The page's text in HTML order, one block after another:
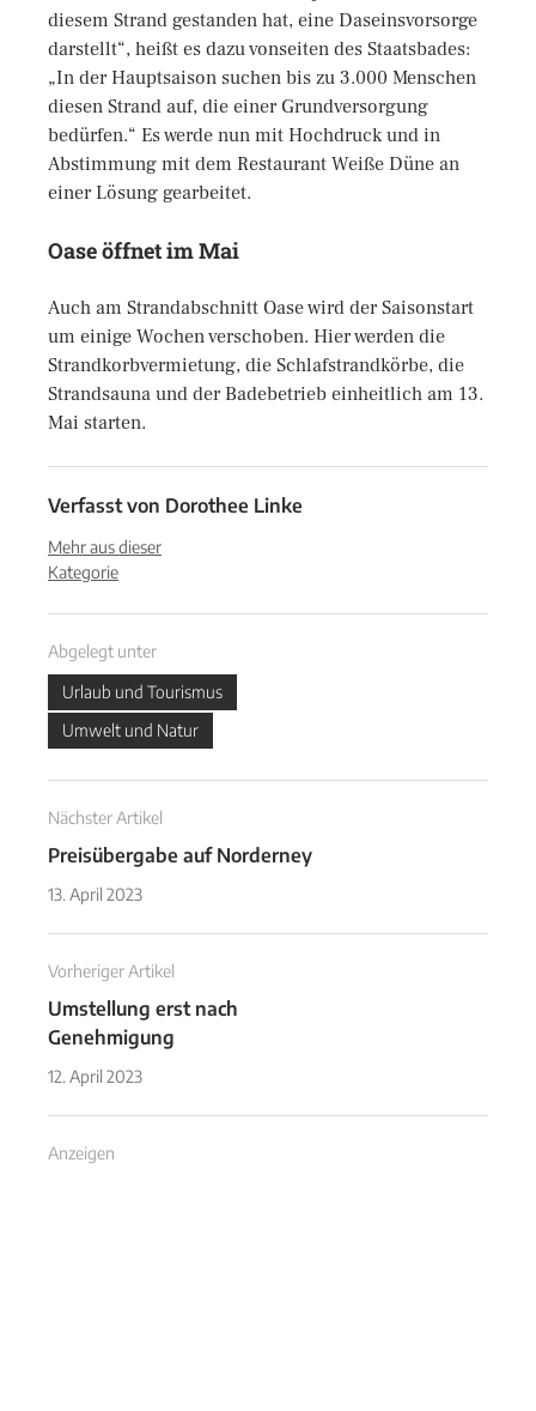
diesem Strand gestanden hat, eine Daseinsvorsorge
darstellt“, heißt es dazu vonseiten des Staatsbades:
„In der Hauptsaison suchen bis zu 3.000 Menschen
diesen Strand auf, die einer Grundversorgung
bedürfen.“ Es werde nun mit Hochdruck und in
Abstimmung mit dem Restaurant Weiße Düne an
einer Lösung gearbeitet.
Oase öffnet im Mai
Auch am Strandabschnitt Oase wird der Saisonstart
um einige Wochen verschoben. Hier werden die
Strandkorbvermietung, die Schlafstrandkörbe, die
Strandsauna und der Badebetrieb einheitlich am 13.
Mai starten.
Verfasst von Dorothee Linke
Mehr aus dieser
Kategorie
Abgelegt unter
Urlaub und Tourismus
Umwelt und Natur
Nächster Artikel
Preisübergabe auf Norderney
13. April 2023
Vorheriger Artikel
Umstellung erst nach
Genehmigung
12. April 2023
Anzeigen